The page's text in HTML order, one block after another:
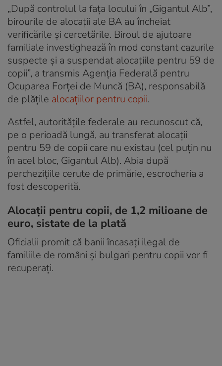
„După controlul la fața locului în „Gigantul Alb”,
birourile de alocații ale BA au încheiat
verificările și cercetările. Biroul de ajutoare
familiale investighează în mod constant cazurile
suspecte și a suspendat alocațiile pentru 59 de
copii”, a transmis Agenția Federală pentru
Ocuparea Forței de Muncă (BA), responsabilă
de plățile alocațiilor pentru copii.
Astfel, autoritățile federale au recunoscut că,
pe o perioadă lungă, au transferat alocații
pentru 59 de copii care nu existau (cel puțin nu
în acel bloc, Gigantul Alb). Abia după
perchezițiile cerute de primărie, escrocheria a
fost descoperită.
Alocații pentru copii, de 1,2 milioane de
euro, sistate de la plată
Oficialii promit că banii încasați ilegal de
familiile de români și bulgari pentru copii vor fi
recuperați.